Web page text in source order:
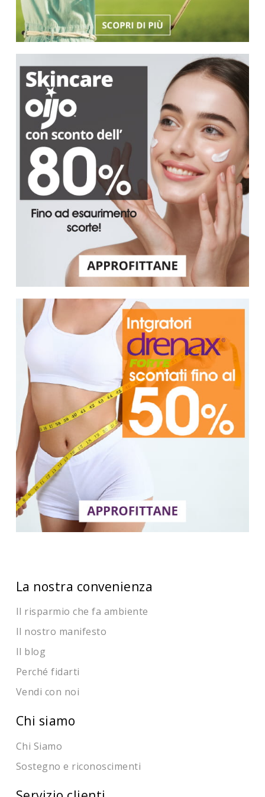
La nostra convenienza
Il risparmio che fa ambiente
Il nostro manifesto
Il blog
Perché fidarti
Vendi con noi
Chi siamo
Chi Siamo
Sostegno e riconoscimenti